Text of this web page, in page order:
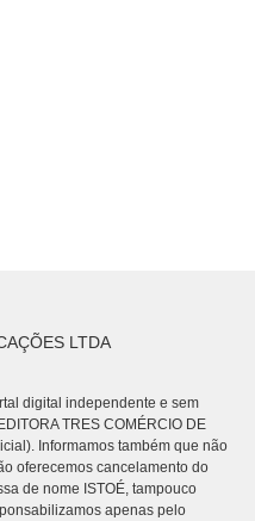
LTDA
digital independente e sem
TRES COMÉRCIO DE
Informamos também que não
oferecemos cancelamento do
de nome ISTOÉ, tampouco
apenas pelo